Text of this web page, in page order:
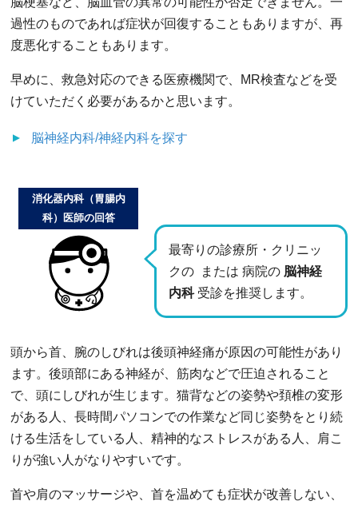
過性のものであれば症状が回復することもありますが、再
度悪化することもあります。
早めに、救急対応のできる医療機関で、MR検査などを受
けていただく必要があるかと思います。
脳神経内科/神経内科を探す
最寄りの診療所・クリニッ
クの
または 病院の 脳神経
内科受診を推奨します。
消化器内科（胃腸内
科）医師の回答
頭から首、腕のしびれは後頭神経痛が原因の可能性があり
ます。後頭部にある神経が、筋肉などで圧迫されること
で、頭にしびれが生じます。猫背などの姿勢や頚椎の変形
がある人、長時間パソコンでの作業など同じ姿勢をとり続
ける生活をしている人、精神的なストレスがある人、肩こ
りが強い人がなりやすいです。
首や肩のマッサージや、首を温めても症状が改善しない、